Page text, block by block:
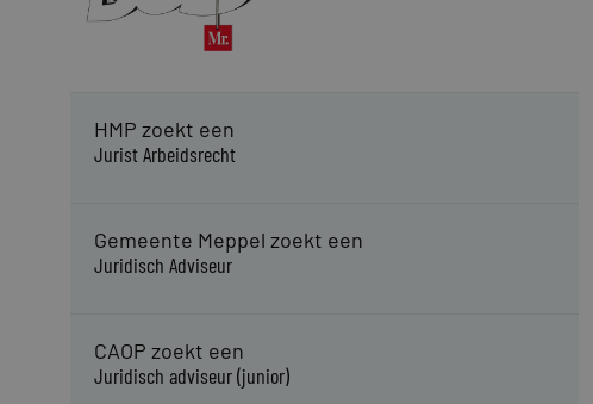
HMP zoekt een
Jurist Arbeidsrecht
Gemeente Meppel zoekt een
Juridisch Adviseur
CAOP zoekt een
Juridisch adviseur (junior)